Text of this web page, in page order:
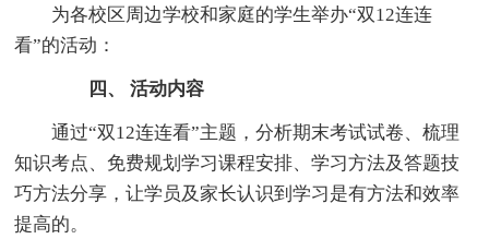
为各校区周边学校和家庭的学生举办“双12连连
看”的活动：
四、 活动内容
通过“双12连连看”主题，分析期末考试试卷、梳理
知识考点、免费规划学习课程安排、学习方法及答题技
巧方法分享，让学员及家长认识到学习是有方法和效率
提高的。